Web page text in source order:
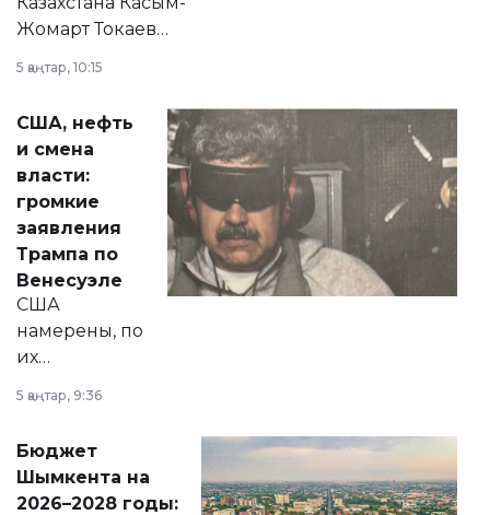
Жомарт Токаев
сразу несколько
актуальных тем —
от слухов о
политических
реформах до
вопросов армии,
экономики и
личного здоровья.
5 қаңтар, 10:15
США, нефть
и смена
власти:
громкие
заявления
Трампа по
Венесуэле
США
намерены, по
их
принести
народу
Венесуэлы.
5 қаңтар, 9:36
Бюджет
Шымкента на
2026–2028 годы: